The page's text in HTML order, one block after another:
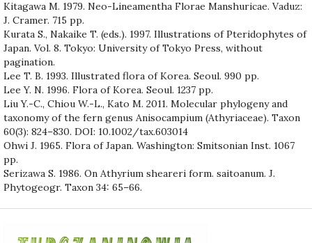
Kitagawa M. 1979. Neo-Lineamentha Florae Manshuricae. Vaduz:
J. Cramer. 715 pp.
Kurata S., Nakaike T. (eds.). 1997. Illustrations of Pteridophytes of
Japan. Vol. 8. Tokyo: University of Tokyo Press, without
pagination.
Lee T. B. 1993. Illustrated flora of Korea. Seoul. 990 pp.
Lee Y. N. 1996. Flora of Korea. Seoul. 1237 pp.
Liu Y.-C., Chiou W.-L., Kato M. 2011. Molecular phylogeny and
taxonomy of the fern genus Anisocampium (Athyriaceae). Taxon
60(3): 824–830. DOI: 10.1002/tax.603014
Ohwi J. 1965. Flora of Japan. Washington: Smitsonian Inst. 1067
pp.
Serizawa S. 1986. On Athyrium sheareri form. saitoanum. J.
Phytogeogr. Taxon 34: 65–66.